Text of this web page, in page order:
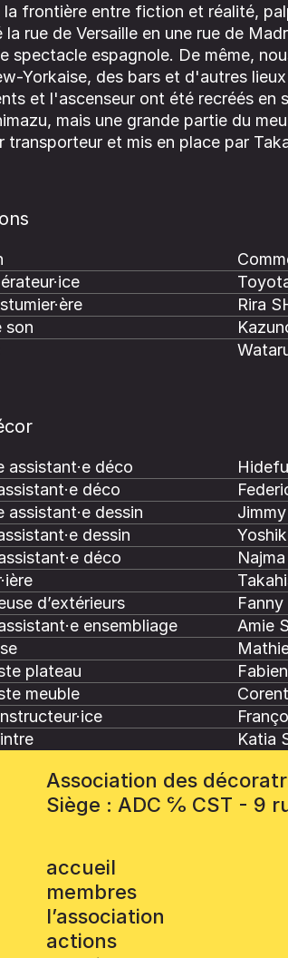
frontière entre fiction et réalité,
la rue de Versaille en une rue de
spectacle espagnole. De même,
Yorkaise, des bars et d'autres
et l'ascenseur ont été recréés en
mais une grande partie du
transporteur et mis en place par
Rira
son
assistant·e déco
déco
assistant·e dessin
Jimmy
dessin
déco
d’extérieurs
ensembliage
Amie
plateau
meuble
Katia
Association des
Siège : ADC ℅ CST - 9
accueil
membres
l’association
actions